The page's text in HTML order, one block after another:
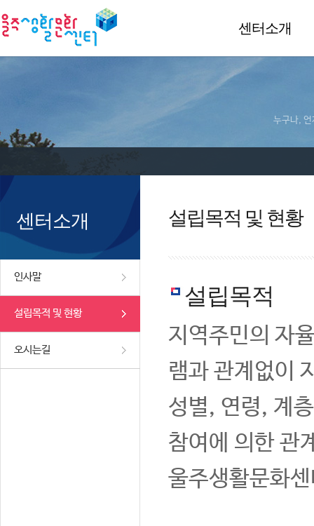
센터소개
누구나, 언
센터소개
인사말
설립목적 및 현황
오시는길
설립목적 및 현황
설립목적
지역주민의 자
램과 관계없이
성별, 연령, 계
참여에 의한 관
울주생활문화